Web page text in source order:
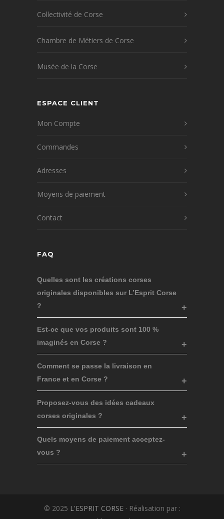
Collectivité de Corse
Chambre de Métiers de Corse
Musée de la Corse
ESPACE CLIENT
Mon Compte
Commandes
Adresses
Moyens de paiement
Contact
FAQ
Quelles sont les créations corses
originales disponibles sur L’Esprit Corse
?
Est-ce que vos produits sont 100 %
imaginés en Corse ?
Comment se passe la livraison en
France et en Corse ?
Proposez-vous des idées cadeaux
corses originales ?
Quels moyens de paiement acceptez-
vous ?
© 2025 L'ESPRIT CORSE · Réalisation par :